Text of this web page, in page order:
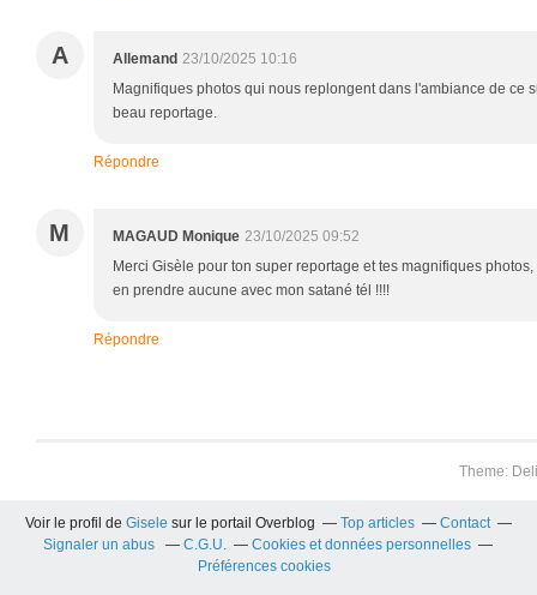
A Allemand 23/10/2025 10:16
Magnifiques photos qui nous replongent dans l'ambiance de ce
beau reportage.
Répondre
M MAGAUD Monique 23/10/2025 09:52
Merci Gisèle pour ton super reportage et tes magnifiques
en prendre aucune avec mon satané tél !!!!
Répondre
Theme:
Voir le profil de Gisele sur le portail Overblog Top articles
Contact
Signaler un abus
C.G.U.
Cookies et données personnelles
Préférences cookies